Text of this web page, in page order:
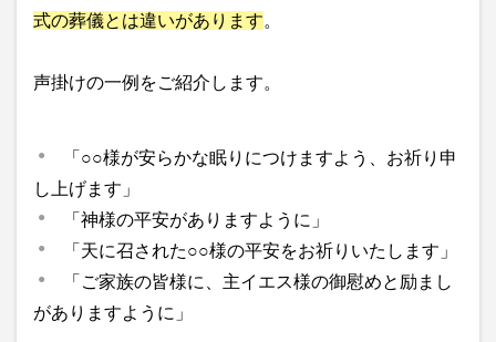
式の葬儀とは違いがあります。
声掛けの一例をご紹介します。
「○○様が安らかな眠りにつけますよう、お祈り申
し上げます」
「神様の平安がありますように」
「天に召された○○様の平安をお祈りいたします」
「ご家族の皆様に、主イエス様の御慰めと励まし
がありますように」